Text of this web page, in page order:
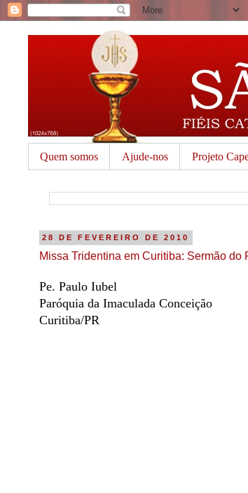
Quem somos Ajude-nos Projeto
28 DE FEVEREIRO DE 2010
Missa Tridentina em Curitiba: Sermão
Pe. Paulo Iubel
Paróquia da Imaculada Conceição
Curitiba/PR